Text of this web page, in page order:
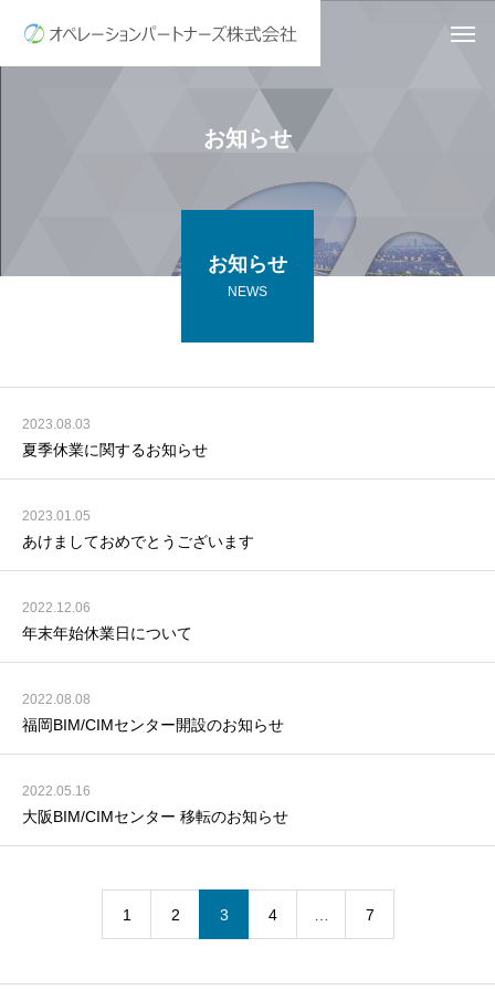
お知らせ
お知らせ
NEWS
2023.08.03
夏季休業に関するお知らせ
2023.01.05
あけましておめでとうございます
2022.12.06
年末年始休業日について
2022.08.08
福岡BIM/CIMセンター開設のお知らせ
2022.05.16
大阪BIM/CIMセンター 移転のお知らせ
1 2 3 4 7